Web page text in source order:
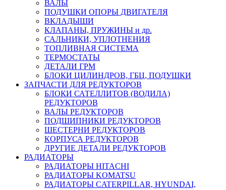
ВАЛЫ
ПОДУШКИ ОПОРЫ ДВИГАТЕЛЯ
ВКЛАДЫШИ
КЛАПАНЫ, ПРУЖИНЫ и др.
САЛЬНИКИ, УПЛОТНЕНИЯ
ТОПЛИВНАЯ СИСТЕМА
ТЕРМОСТАТЫ
ДЕТАЛИ ГРМ
БЛОКИ ЦИЛИНДРОВ, ГБЦ, ПОДУШКИ
ЗАПЧАСТИ ДЛЯ РЕДУКТОРОВ
БЛОКИ САТЕЛЛИТОВ (ВОДИЛА)
РЕДУКТОРОВ
ВАЛЫ РЕДУКТОРОВ
ПОДШИПНИКИ РЕДУКТОРОВ
ШЕСТЕРНИ РЕДУКТОРОВ
КОРПУСА РЕДУКТОРОВ
ДРУГИЕ ДЕТАЛИ РЕДУКТОРОВ
РАДИАТОРЫ
РАДИАТОРЫ HITACHI
РАДИАТОРЫ KOMATSU
РАДИАТОРЫ CATERPILLAR, HYUNDAI,